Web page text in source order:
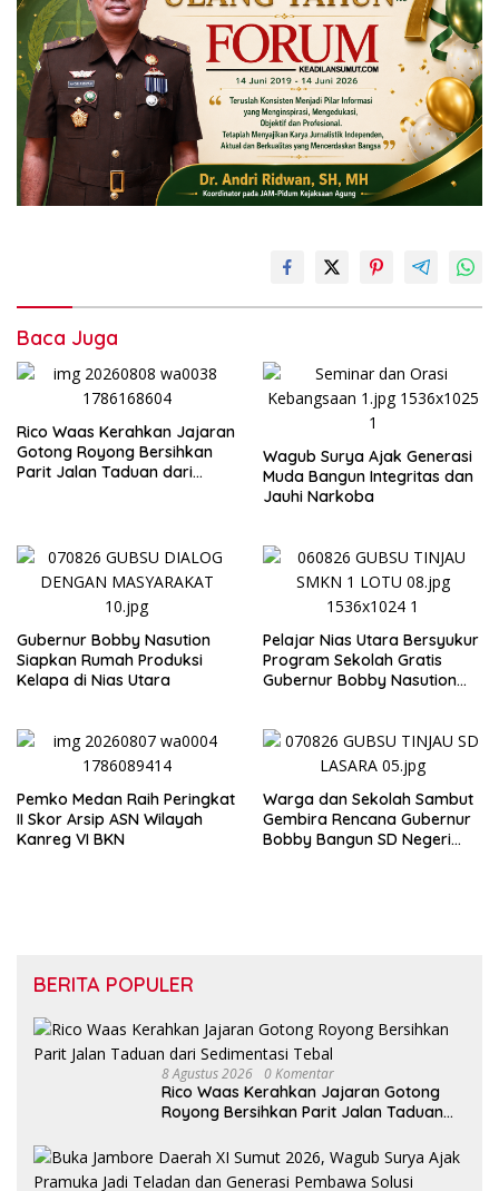
Baca Juga
Rico Waas Kerahkan Jajaran
Gotong Royong Bersihkan
Parit Jalan Taduan dari
Wagub Surya Ajak Generasi
Muda Bangun Integritas dan
Jauhi Narkoba
Gubernur Bobby Nasution
Siapkan Rumah Produksi
Kelapa di Nias Utara
Pelajar Nias Utara Bersyukur
Program Sekolah Gratis
Gubernur Bobby Nasution
Pemko Medan Raih Peringkat
II Skor Arsip ASN Wilayah
Kanreg VI BKN
Warga dan Sekolah Sambut
Gembira Rencana Gubernur
Bobby Bangun SD Negeri
BERITA POPULER
8 Agustus 2026 0 Komentar
Rico Waas Kerahkan Jajaran Gotong
Royong Bersihkan Parit Jalan Taduan